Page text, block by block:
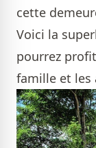
cette
Voici la
pourrez
famille et les